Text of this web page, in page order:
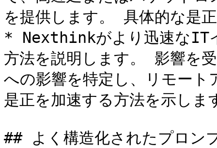
を提供します。 具体的な是
* Nexthinkがより迅速なIT
方法を説明します。 影響を
への影響を特定し、リモー
是正を加速する方法を示しま
## よく構造化されたプロン